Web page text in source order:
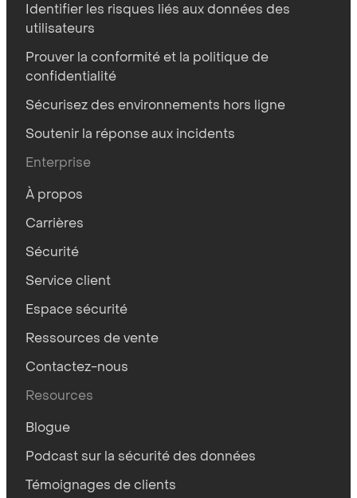
Identifier les risques liés aux données des
utilisateurs
Prouver la conformité et la politique de
confidentialité
Sécurisez des environnements hors ligne
Soutenir la réponse aux incidents
Enterprise
À propos
Carrières
Sécurité
Service client
Espace sécurité
Ressources de vente
Contactez-nous
Resources
Blogue
Podcast sur la sécurité des données
Témoignages de clients